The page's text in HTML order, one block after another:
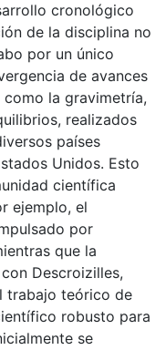
cronológico
de la disciplina no
por un único
de avances
la gravimetría,
realizados
países
Unidos. Esto
científica
ejemplo, el
por
que la
Descroizilles,
trabajo teórico de
robusto para
se